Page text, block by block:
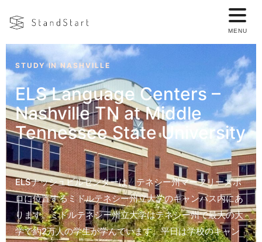
STUDY IN NASHVILLE
ELS Language Centers –
Nashville TN at Middle
Tennessee State University
ELSナッシュビルセンターは、テネシー州マーフリーズボ
ロに位置するミドルテネシー州立大学のキャンパス内にあ
ります。ミドルテネシー州立大学はテネシー州で最大の大
学で約2万人の学生が学んでいます。平日は学校のキャン